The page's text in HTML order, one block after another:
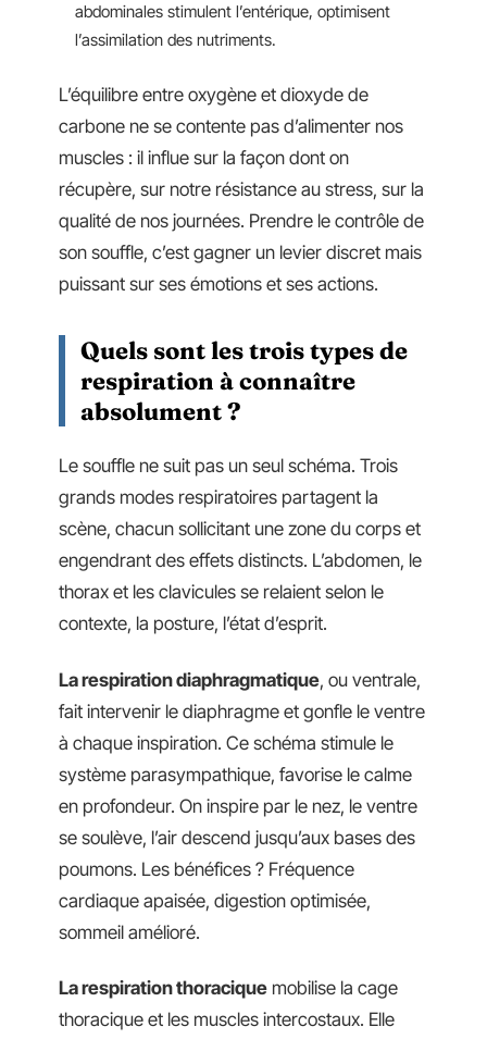
abdominales stimulent l’entérique, optimisent
l’assimilation des nutriments.
L’équilibre entre oxygène et dioxyde de
carbone ne se contente pas d’alimenter nos
muscles : il influe sur la façon dont on
récupère, sur notre résistance au stress, sur la
qualité de nos journées. Prendre le contrôle de
son souffle, c’est gagner un levier discret mais
puissant sur ses émotions et ses actions.
Quels sont les trois types de
respiration à connaître
absolument ?
Le souffle ne suit pas un seul schéma. Trois
grands modes respiratoires partagent la
scène, chacun sollicitant une zone du corps et
engendrant des effets distincts. L’abdomen, le
thorax et les clavicules se relaient selon le
contexte, la posture, l’état d’esprit.
La respiration diaphragmatique, ou ventrale,
fait intervenir le diaphragme et gonfle le ventre
à chaque inspiration. Ce schéma stimule le
système parasympathique, favorise le calme
en profondeur. On inspire par le nez, le ventre
se soulève, l’air descend jusqu’aux bases des
poumons. Les bénéfices ? Fréquence
cardiaque apaisée, digestion optimisée,
sommeil amélioré.
La respiration thoracique mobilise la cage
thoracique et les muscles intercostaux. Elle